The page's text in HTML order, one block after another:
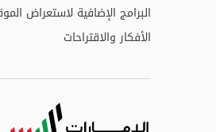
البرامج الإضافية لاستعراض
الأفكار والاقتراحات